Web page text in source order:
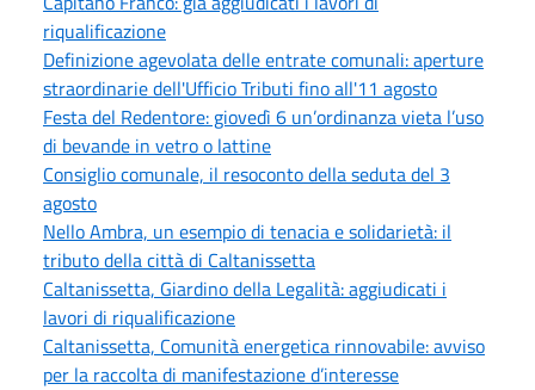
riqualificazione
Definizione agevolata delle entrate comunali: aperture
straordinarie dell'Ufficio Tributi fino all'11 agosto
Festa del Redentore: giovedì 6 un’ordinanza vieta l’uso
di bevande in vetro o lattine
Consiglio comunale, il resoconto della seduta del 3
agosto
Nello Ambra, un esempio di tenacia e solidarietà: il
tributo della città di Caltanissetta
Caltanissetta, Giardino della Legalità: aggiudicati i
lavori di riqualificazione
Caltanissetta, Comunità energetica rinnovabile: avviso
per la raccolta di manifestazione d’interesse